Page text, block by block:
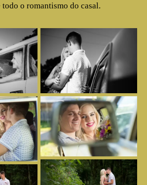
todo o romantismo do casal.